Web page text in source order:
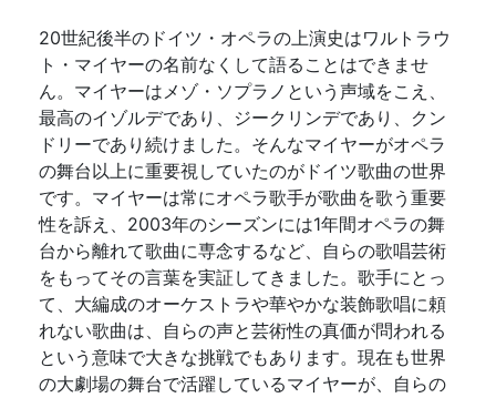
20世紀後半のドイツ・オペラの上演史はワルトラウ
ト・マイヤーの名前なくして語ることはできませ
ん。マイヤーはメゾ・ソプラノという声域をこえ、
最高のイゾルデであり、ジークリンデであり、クン
ドリーであり続けました。そんなマイヤーがオペラ
の舞台以上に重要視していたのがドイツ歌曲の世界
です。マイヤーは常にオペラ歌手が歌曲を歌う重要
性を訴え、2003年のシーズンには1年間オペラの舞
台から離れて歌曲に専念するなど、自らの歌唱芸術
をもってその言葉を実証してきました。歌手にとっ
て、大編成のオーケストラや華やかな装飾歌唱に頼
れない歌曲は、自らの声と芸術性の真価が問われる
という意味で大きな挑戦でもあります。現在も世界
の大劇場の舞台で活躍しているマイヤーが、自らの